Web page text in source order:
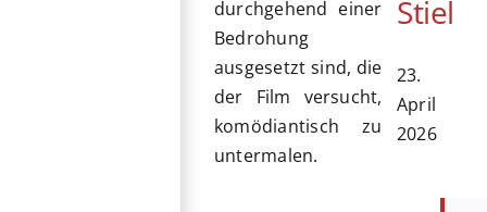
durchgehend einer
Bedrohung
ausgesetzt sind, die
der Film versucht,
komödiantisch zu
untermalen.
Stiel
23.
April
2026